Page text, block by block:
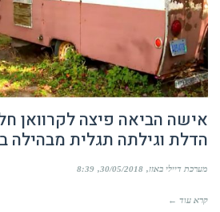
אישה הביאה פיצה לקרוואן
הדלת וגילתה תגלית מבהילה
מערכת דיילי באזז 30/05/2018
8:39
קרא עוד ←